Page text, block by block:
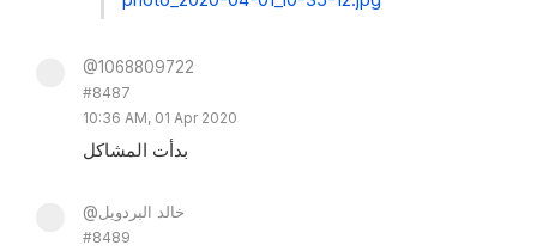
@1068809722
#8487
10:36 AM, 01 Apr 2020
بدأت المشاكل
@خالد البردويل
#8489